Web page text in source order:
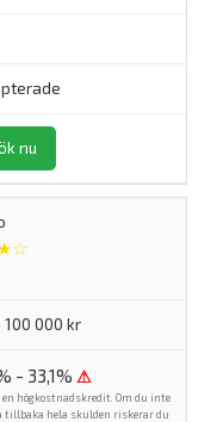
nu
100 000 kr
- 33,1% ⚠
en högkostnadskredit. Om du inte
tillbaka hela skulden riskerar du